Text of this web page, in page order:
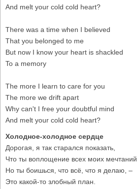
And melt your cold cold heart?
There was a time when I believed
That you belonged to me
But now I know your heart is shackled
To a memory
The more I learn to care for you
The more we drift apart
Why can't I free your doubtful mind
And melt your cold cold heart?
Холодное-холодное сердце
Дорогая, я так старался показать,
Что ты воплощение всех моих мечтаний.
Но ты боишься, что всё, что я делаю, –
Это какой-то злобный план.